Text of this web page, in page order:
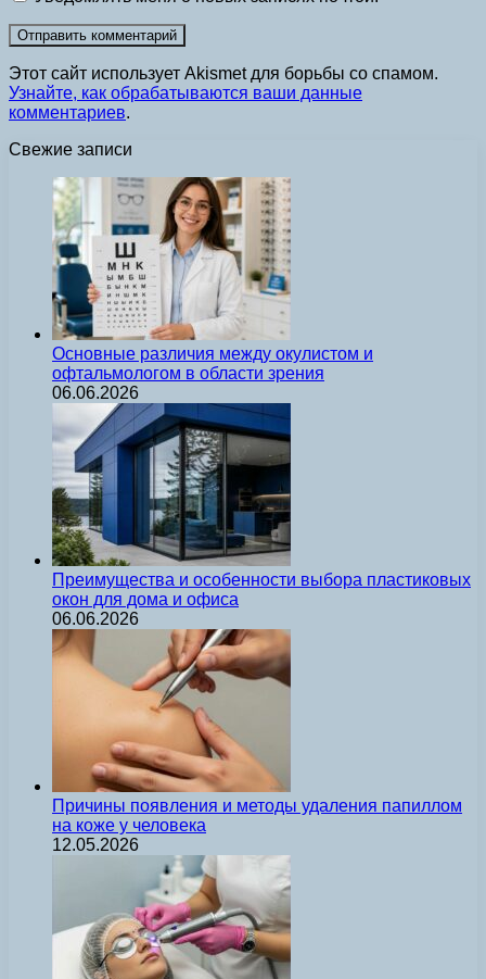
Этот сайт использует Akismet для борьбы со спамом.
Узнайте, как обрабатываются ваши данные
комментариев.
Свежие записи
Основные различия между окулистом и
офтальмологом в области зрения
06.06.2026
Преимущества и особенности выбора пластиковых
окон для дома и офиса
06.06.2026
Причины появления и методы удаления папиллом
на коже у человека
12.05.2026